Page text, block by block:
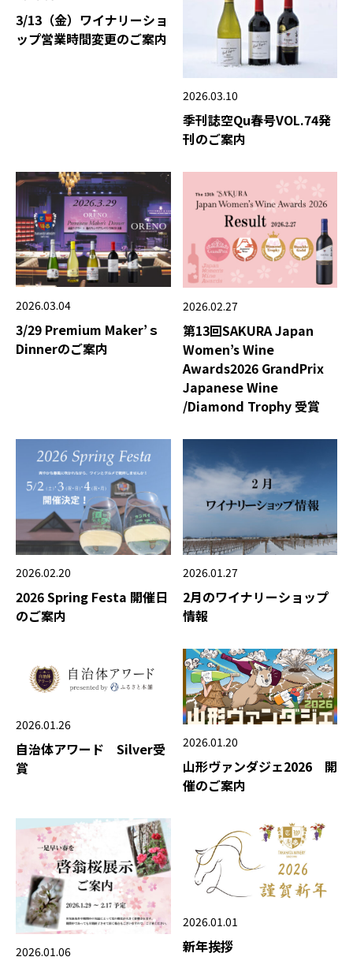
3/13（金）ワイナリーショ
ップ営業時間変更のご案内
2026.03.10
季刊誌空Qu春号VOL.74発
刊のご案内
2026.03.04
3/29 Premium Maker’ｓ
Dinnerのご案内
2026.02.27
第13回SAKURA Japan
Women’s Wine
Awards2026 GrandPrix
Japanese Wine
/Diamond Trophy 受賞
2026.02.20
2026 Spring Festa 開催日
のご案内
2026.01.27
2月のワイナリーショップ
情報
2026.01.26
自治体アワード Silver受
賞
2026.01.20
山形ヴァンダジェ2026 開
催のご案内
2026.01.06
2026.01.01
新年挨拶